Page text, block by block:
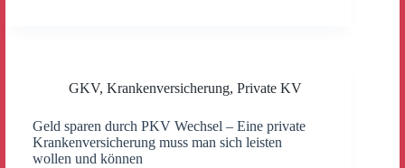
GKV, Krankenversicherung, Private KV
Geld sparen durch PKV Wechsel – Eine private
Krankenversicherung muss man sich leisten
wollen und können